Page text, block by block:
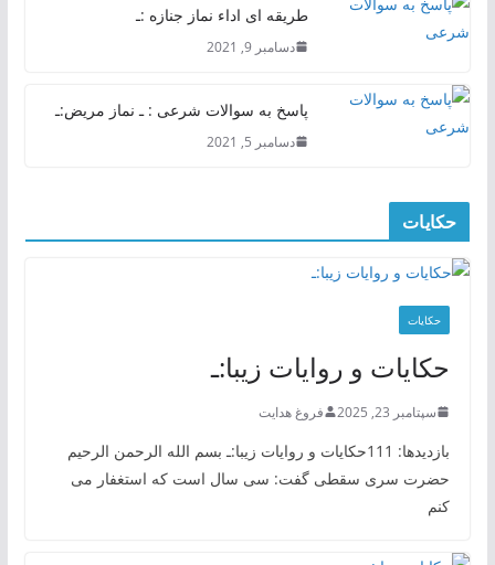
طریقه ای اداء نماز جنازه :ـ
دسامبر 9, 2021
پاسخ به سوالات شرعی : ـ نماز مریض:ـ
دسامبر 5, 2021
حکایات
حکایات
حکایات و روایات زیبا:ـ
سپتامبر 23, 2025 فروغ هدایت
بازدیدها: 111حکایات و روایات زیبا:ـ بسم الله الرحمن الرحیم
حضرت سری سقطی گفت: سی سال است که استغفار می
کنم